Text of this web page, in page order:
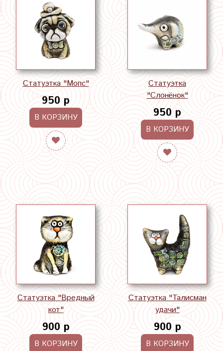
Статуэтка "Мопс"
950 р
В КОРЗИНУ
Статуэтка
"Слонёнок"
950 р
В КОРЗИНУ
Статуэтка "Вредный
кот"
900 р
В КОРЗИНУ
Статуэтка "Талисман
удачи"
900 р
В КОРЗИНУ